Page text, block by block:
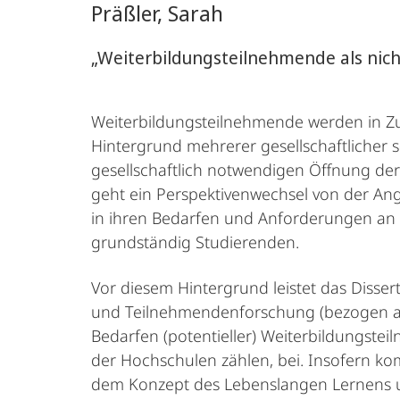
Präßler, Sarah
„Weiterbildungsteilnehmende als
Weiterbildungsteilnehmende werden in
Hintergrund mehrerer gesellschaftlicher
gesellschaftlich notwendigen Öffnung
geht ein Perspektivenwechsel von der
in ihren Bedarfen und Anforderungen
grundständig Studierenden.
Vor diesem Hintergrund leistet das
und Teilnehmendenforschung (bezogen
Bedarfen (potentieller)
der Hochschulen zählen, bei. Insofern
dem Konzept des Lebenslangen